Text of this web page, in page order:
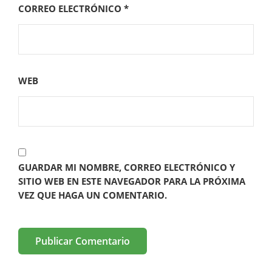
CORREO ELECTRÓNICO *
WEB
GUARDAR MI NOMBRE, CORREO ELECTRÓNICO Y
SITIO WEB EN ESTE NAVEGADOR PARA LA PRÓXIMA
VEZ QUE HAGA UN COMENTARIO.